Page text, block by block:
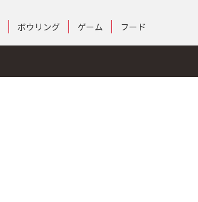
ボウリング ゲーム フード